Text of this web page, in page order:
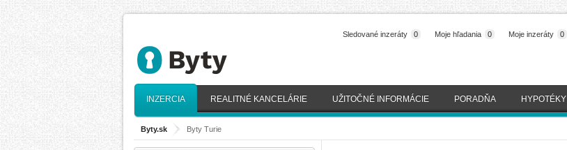
Moje inzeráty 0
Moje hľadania 0
Sledované inzeráty 0
INZERCIA REALITNÉ KANCELÁRIE UŽITOČNÉ INFORMÁCIE PORADŇA HYPOTÉKY
Byty.sk > Byty Turie